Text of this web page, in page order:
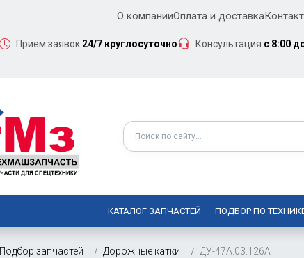
О компанииОплата и доставка
Прием заявок:24/7 круглосуточно Консультация:с 8:00
КАТАЛОГ ЗАПЧАСТЕЙ ПОДБОР ПО
Подбор запчастей Дорожные катки ДУ-47А.03.126А